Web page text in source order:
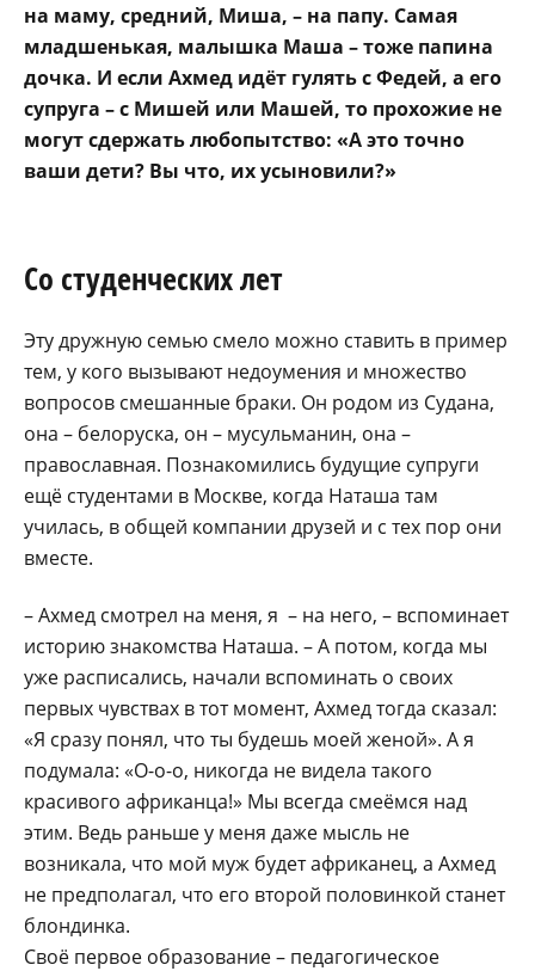
на маму, средний, Миша, – на папу. Самая
младшенькая, малышка Маша – тоже папина
дочка. И если Ахмед идёт гулять с Федей, а его
супруга – с Мишей или Машей, то прохожие не
могут сдержать любопытство: «А это точно
ваши дети? Вы что, их усыновили?»
Со студенческих лет
Эту дружную семью смело можно ставить в пример
тем, у кого вызывают недоумения и множество
вопросов смешанные браки. Он родом из Судана,
она – белоруска, он – мусульманин, она –
православная. Познакомились будущие супруги
ещё студентами в Москве, когда Наташа там
училась, в общей компании друзей и с тех пор они
вместе.
– Ахмед смотрел на меня, я – на него, – вспоминает
историю знакомства Наташа. – А потом, когда мы
уже расписались, начали вспоминать о своих
первых чувствах в тот момент, Ахмед тогда сказал:
«Я сразу понял, что ты будешь моей женой». А я
подумала: «О-о-о, никогда не видела такого
красивого африканца!» Мы всегда смеёмся над
этим. Ведь раньше у меня даже мысль не
возникала, что мой муж будет африканец, а Ахмед
не предполагал, что его второй половинкой станет
блондинка.
Своё первое образование – педагогическое